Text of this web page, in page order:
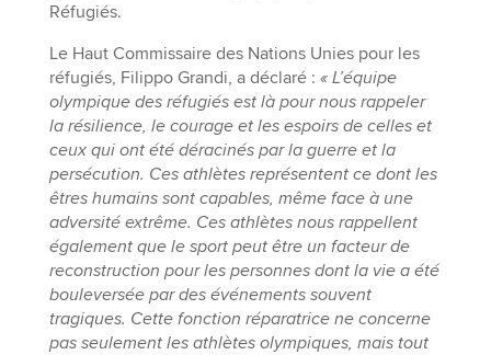
Réfugiés.
Le Haut Commissaire des Nations Unies pour les
réfugiés, Filippo Grandi, a déclaré : « L’équipe
olympique des réfugiés est là pour nous rappeler
la résilience, le courage et les espoirs de celles et
ceux qui ont été déracinés par la guerre et la
persécution. Ces athlètes représentent ce dont les
êtres humains sont capables, même face à une
adversité extrême. Ces athlètes nous rappellent
également que le sport peut être un facteur de
reconstruction pour les personnes dont la vie a été
bouleversée par des événements souvent
tragiques. Cette fonction réparatrice ne concerne
pas seulement les athlètes olympiques, mais tout